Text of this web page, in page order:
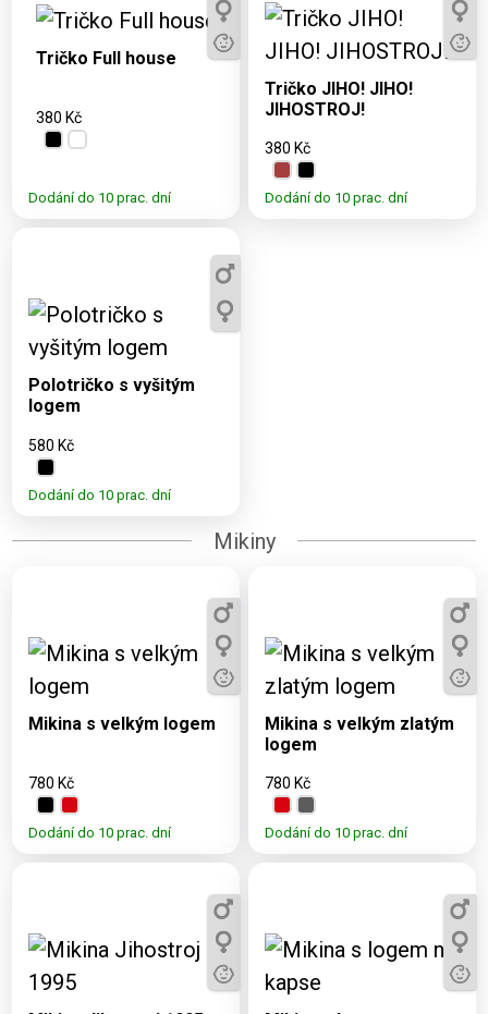
3, 5, 7, 9, 11, XS, S,
M, L, XL, XXL
Tričko Full house
380 Kč
Dodání do 10 prac. dní
Dostupné varianty:
3, 5, 7, 9, 11, S, M, L,
XL, XXL
Tričko JIHO! JIHO!
JIHOSTROJ!
380 Kč
Dodání do 10 prac. dní
Dostupné varianty:
S, M, L, XL, XXL
Polotričko s vyšitým
logem
580 Kč
Dodání do 10 prac. dní
Mikiny
Dostupné varianty:
3, 5, 7, 9, 11, S, M, L,
XL, XXL
Mikina s velkým logem
780 Kč
Dodání do 10 prac. dní
Dostupné varianty:
3, 5, 7, 9, 11, S, M, L,
XL, XXL
Mikina s velkým zlatým
logem
780 Kč
Dodání do 10 prac. dní
Dostupné varianty:
3, 5, 7, 9, 11, S, M, L,
Dostupné varianty:
3, 5, 7, 9, 11, S, M, L,